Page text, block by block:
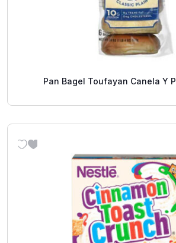
Pan Bagel Toufayan Canela Y